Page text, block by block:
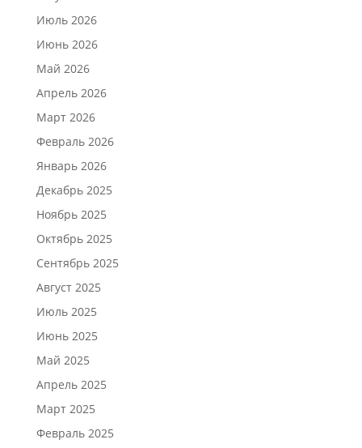
Июль 2026
Июнь 2026
Май 2026
Апрель 2026
Март 2026
Февраль 2026
Январь 2026
Декабрь 2025
Ноябрь 2025
Октябрь 2025
Сентябрь 2025
Август 2025
Июль 2025
Июнь 2025
Май 2025
Апрель 2025
Март 2025
Февраль 2025